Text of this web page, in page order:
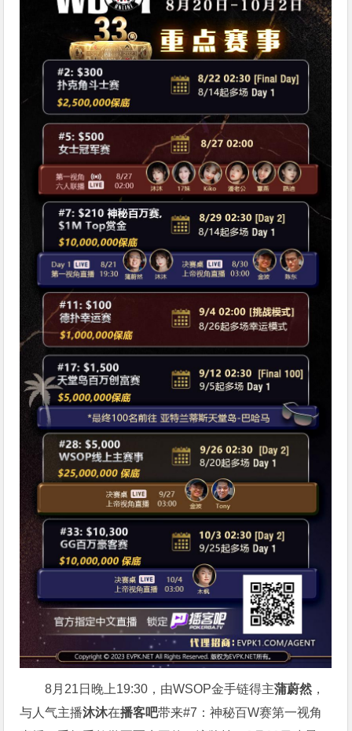
8月21日晚上19:30，由WSOP金手链得主蒲蔚然 ，
与人气主播沐沐在播客吧带来#7：神秘百W赛第一视角